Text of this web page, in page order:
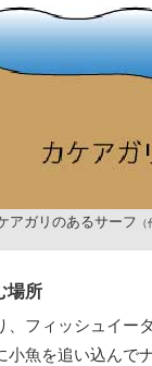
アガリのあるサーフ
場所
、フィッシュイー
魚を追い込んで